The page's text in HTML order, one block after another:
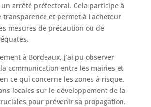
arrêté préfectoral. Cela participe à
transparence et permet à l’acheteur
mesures de précaution ou de
à Bordeaux, j’ai pu observer
la communication entre les mairies et
ce qui concerne les zones à risque.
locales sur le développement de la
pour prévenir sa propagation.